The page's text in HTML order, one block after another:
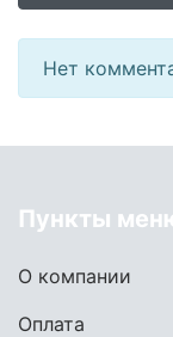
Нет
Пункты
О компании
Оплата